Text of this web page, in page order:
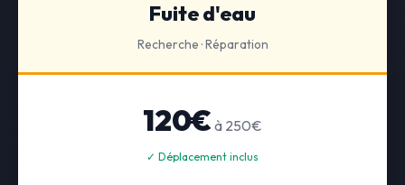
Fuite d'eau
Recherche · Réparation
120€ à 250€
✓ Déplacement inclus